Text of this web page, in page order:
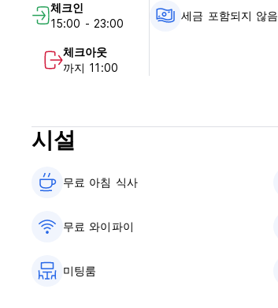
체크인
15:00 - 23:00
체크아웃
까지 11:00
세금 포함되지 않음
시설
무료 아침 식사‎
무료 와이파이
미팅룸